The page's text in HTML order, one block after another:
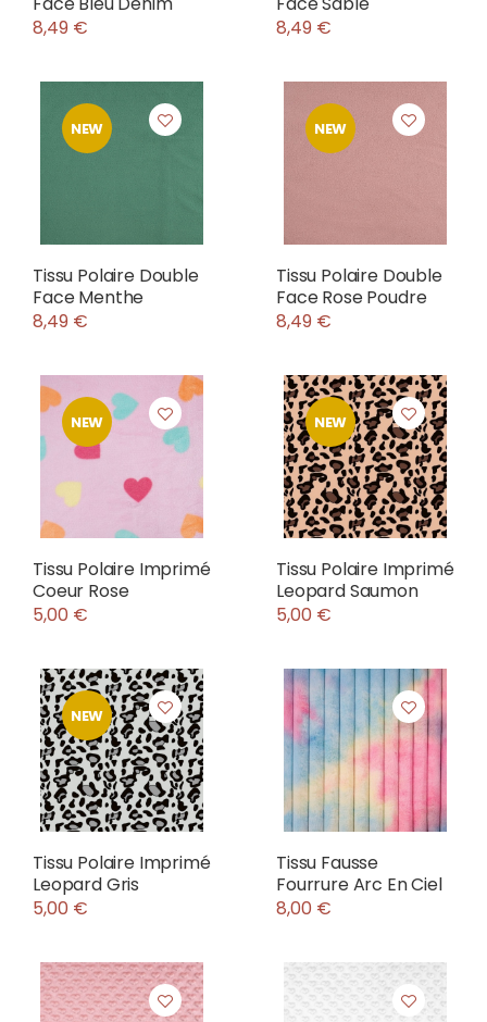
8,49 €
8,49 €
NEW
Tissu Polaire Double
Face Menthe
8,49 €
NEW
Tissu Polaire Double
Face Rose Poudre
8,49 €
NEW
Tissu Polaire Imprimé
Coeur Rose
5,00 €
NEW
Tissu Polaire Imprimé
Leopard Saumon
5,00 €
NEW
Tissu Polaire Imprimé
Leopard Gris
5,00 €
Tissu Fausse
Fourrure Arc En Ciel
8,00 €